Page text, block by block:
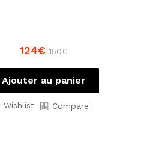
124€ 150€
Ajouter au panier
Wishlist Compare